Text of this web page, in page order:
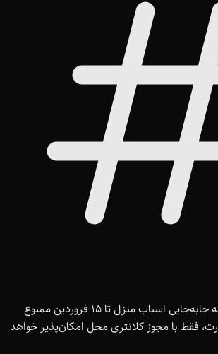
پلیس اعلام کرد هرگونه جابه‌جایی اسباب منزل تا 15 فروردین ممنوع
فقط با مجوز کلانتری محل امکان‌پذیر خواهد